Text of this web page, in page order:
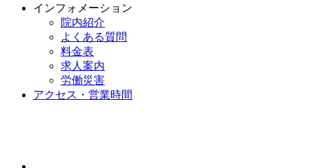
インフォメーション
院内紹介
よくある質問
料金表
求人案内
労働災害
アクセス・営業時間